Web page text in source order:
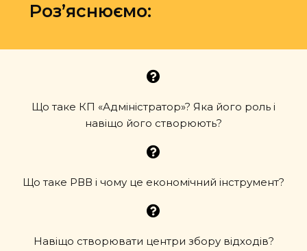
Розʼяснюємо:
Що таке КП «Адміністратор»? Яка його роль і
навіщо його створюють?
Що таке РВВ і чому це економічний інструмент?
Навіщо створювати центри збору відходів?